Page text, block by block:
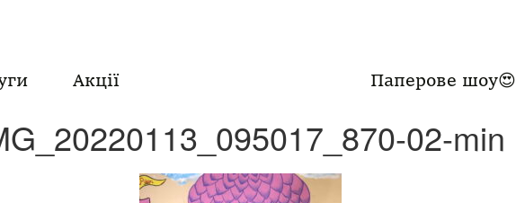
Акції Паперове шоу😍
02-min